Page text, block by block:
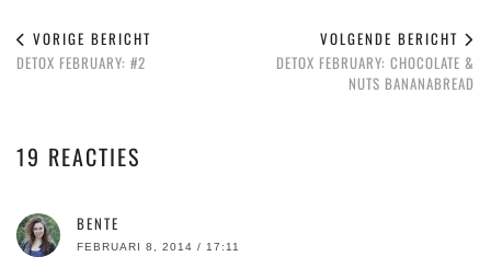
VORIGE BERICHT
DETOX FEBRUARY: #2
VOLGENDE BERICHT
DETOX FEBRUARY: CHOCOLATE &
NUTS BANANABREAD
19 REACTIES
BENTE
FEBRUARI 8, 2014 / 17:11